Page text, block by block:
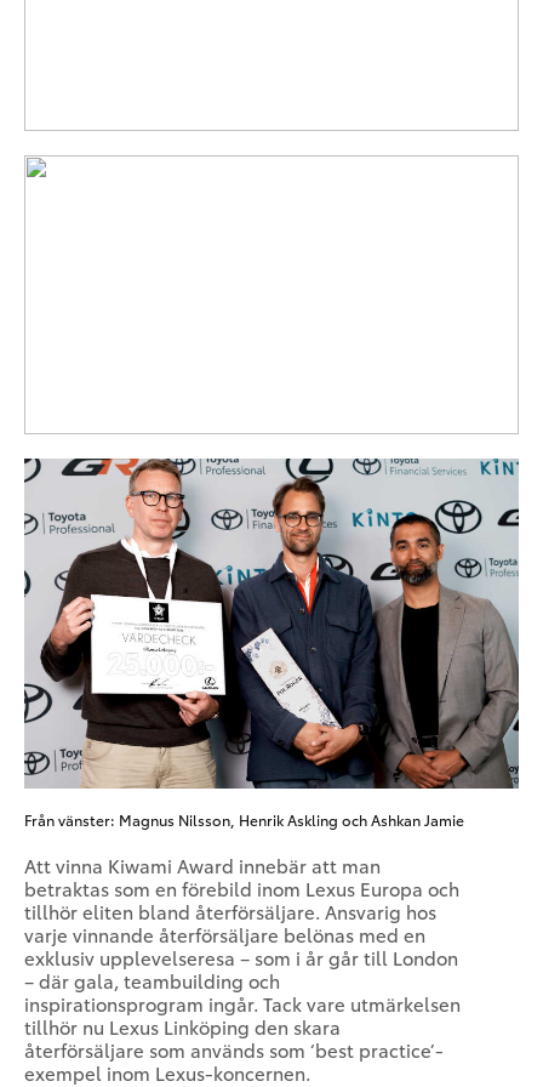
Från vänster: Magnus Nilsson, Henrik Askling och Ashkan Jamie
Att vinna Kiwami Award innebär att man
betraktas som en förebild inom Lexus Europa och
tillhör eliten bland återförsäljare. Ansvarig hos
varje vinnande återförsäljare belönas med en
exklusiv upplevelseresa – som i år går till London
– där gala, teambuilding och
inspirationsprogram ingår. Tack vare utmärkelsen
tillhör nu Lexus Linköping den skara
återförsäljare som används som ‘best practice’-
exempel inom Lexus-koncernen.